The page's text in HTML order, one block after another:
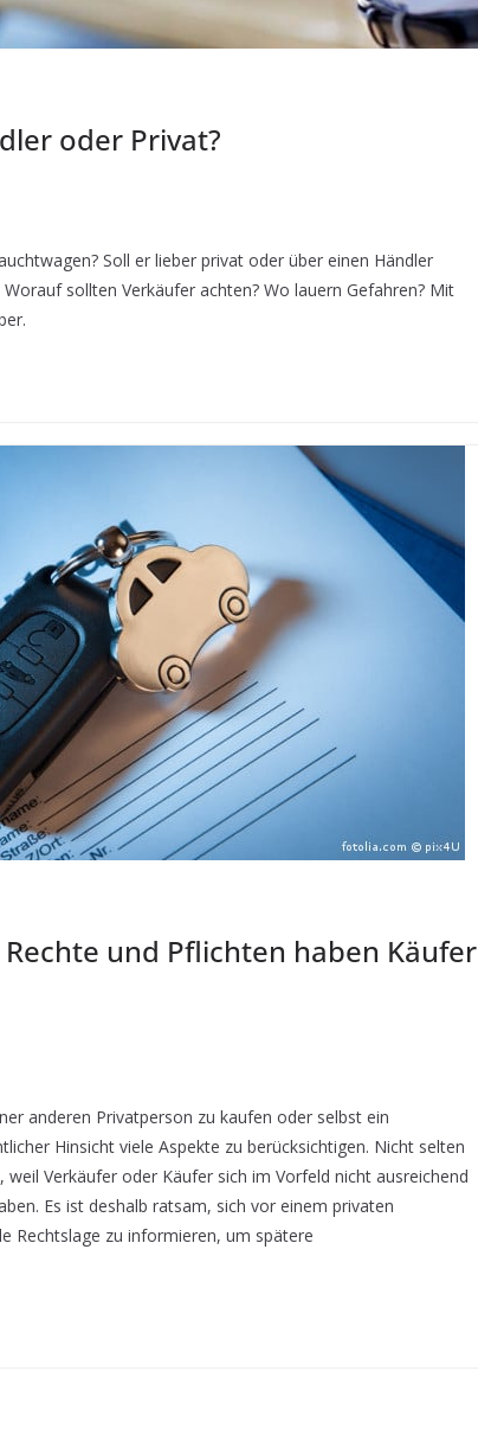
oder Privat?
Soll er lieber privat oder über einen Händler
sollten Verkäufer achten? Wo lauern Gefahren? Mit
und Pflichten haben Käufer
anderen Privatperson zu kaufen oder selbst ein
Hinsicht viele Aspekte zu berücksichtigen. Nicht selten
Verkäufer oder Käufer sich im Vorfeld nicht ausreichend
Es ist deshalb ratsam, sich vor einem privaten
Rechtslage zu informieren, um spätere